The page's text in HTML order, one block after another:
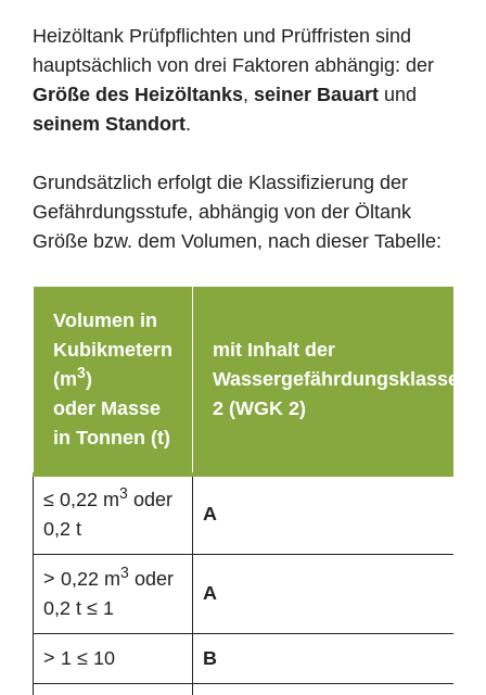
Heizöltank Prüfpflichten und Prüffristen sind
hauptsächlich von drei Faktoren abhängig: der
Größe des Heizöltanks, seiner Bauart und
seinem Standort.
Grundsätzlich erfolgt die Klassifizierung der
Gefährdungsstufe, abhängig von der Öltank
Größe bzw. dem Volumen, nach dieser Tabelle:
Volumen in
Kubikmetern
(m3)
oder Masse
in Tonnen (t)
mit Inhalt der
Wassergefährdungsklasse
2 (WGK 2)
≤ 0,22 m3 oder
0,2 t
A
> 0,22 m3 oder
0,2 t ≤ 1
A
> 1 ≤ 10 B